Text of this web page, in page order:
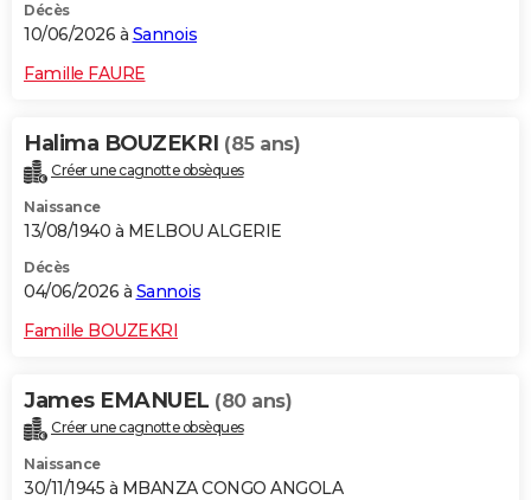
Décès
10/06/2026 à Sannois
Famille FAURE
Halima BOUZEKRI (85 ans)
Créer une cagnotte obsèques
Naissance
13/08/1940 à MELBOU ALGERIE
Décès
04/06/2026 à Sannois
Famille BOUZEKRI
James EMANUEL (80 ans)
Créer une cagnotte obsèques
Naissance
30/11/1945 à MBANZA CONGO ANGOLA